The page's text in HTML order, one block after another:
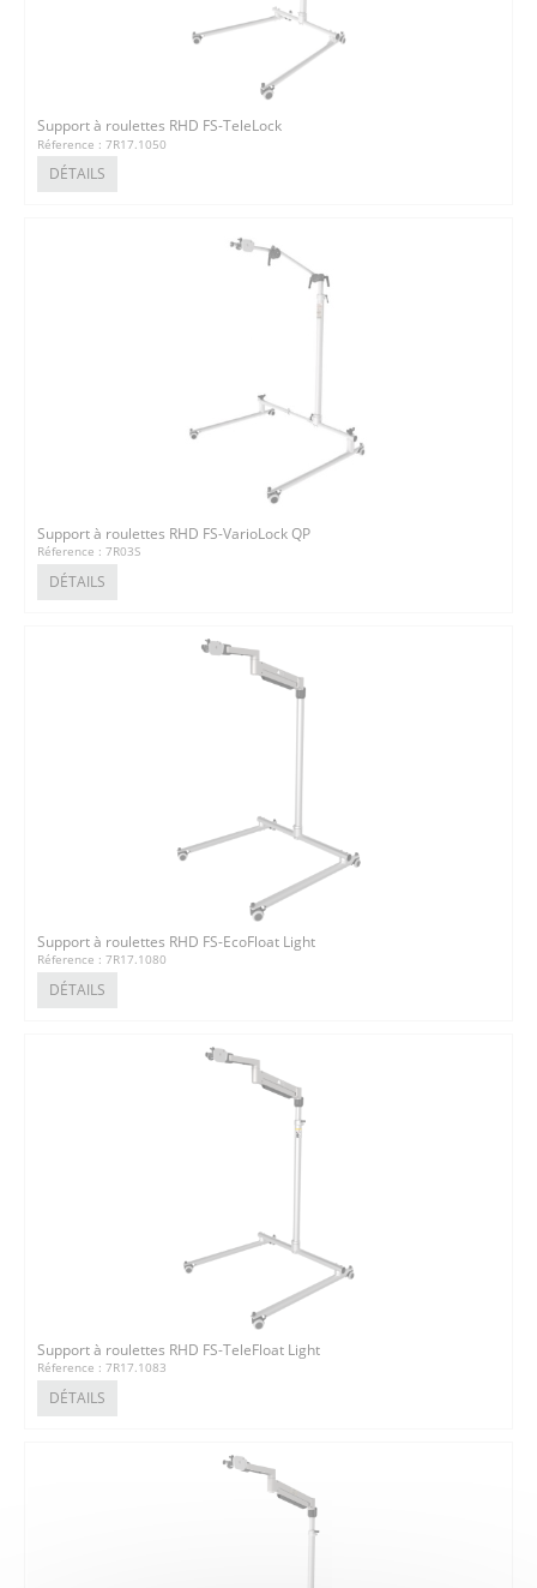
Support à roulettes RHD FS-TeleLock
Réference : 7R17.1050
DÉTAILS
Support à roulettes RHD FS-VarioLock QP
Réference : 7R03S
DÉTAILS
Support à roulettes RHD FS-EcoFloat Light
Réference : 7R17.1080
DÉTAILS
Support à roulettes RHD FS-TeleFloat Light
Réference : 7R17.1083
DÉTAILS